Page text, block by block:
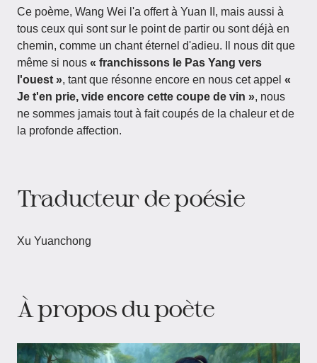
Ce poème, Wang Wei l'a offert à Yuan II, mais aussi à
tous ceux qui sont sur le point de partir ou sont déjà en
chemin, comme un chant éternel d'adieu. Il nous dit que
même si nous « franchissons le Pas Yang vers
l'ouest », tant que résonne encore en nous cet appel «
Je t'en prie, vide encore cette coupe de vin », nous
ne sommes jamais tout à fait coupés de la chaleur et de
la profonde affection.
Traducteur de poésie
Xu Yuanchong
À propos du poète